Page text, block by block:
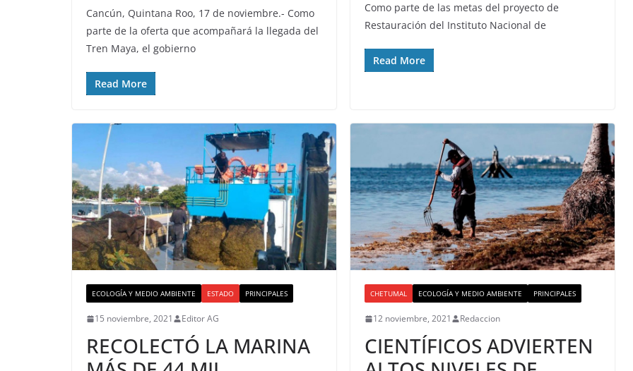
Cancún, Quintana Roo, 17 de noviembre.- Como
parte de la oferta que acompañará la llegada del
Tren Maya, el gobierno
Read More
Como parte de las metas del proyecto de
Restauración del Instituto Nacional de
Read More
ECOLOGÍA Y MEDIO AMBIENTE ESTADO PRINCIPALES
15 noviembre, 2021 Editor AG
RECOLECTÓ LA MARINA
CHETUMAL ECOLOGÍA Y MEDIO AMBIENTE PRINCIPALES
12 noviembre, 2021 Redaccion
CIENTÍFICOS ADVIERTEN